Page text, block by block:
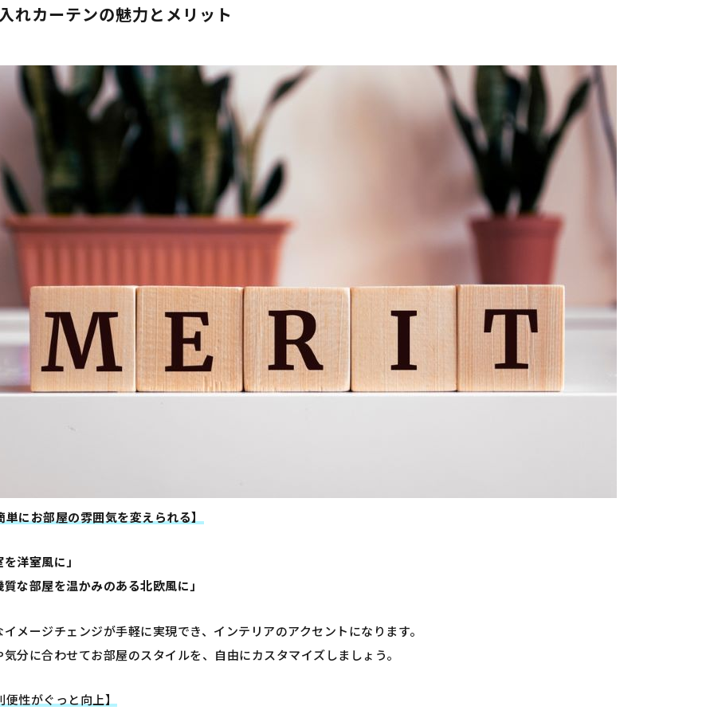
れカーテンの魅力とメリット
にお部屋の雰囲気を変えられる】
洋室風に」
質な部屋を温かみのある北欧風に」
イメージチェンジが手軽に実現でき、インテリアのアクセントになります。
気分に合わせてお部屋のスタイルを、自由にカスタマイズしましょう。
性がぐっと向上】